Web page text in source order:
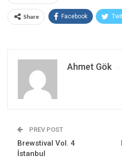
Share Facebook
Ahmet Gök
PREV POST
Brewstival Vol. 4
İstanbul